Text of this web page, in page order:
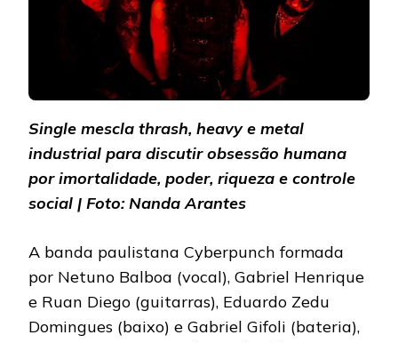
Single mescla thrash, heavy e metal
industrial para discutir obsessão humana
por imortalidade, poder, riqueza e controle
social | Foto: Nanda Arantes
A banda paulistana Cyberpunch formada
por Netuno Balboa (vocal), Gabriel Henrique
e Ruan Diego (guitarras), Eduardo Zedu
Domingues (baixo) e Gabriel Gifoli (bateria),